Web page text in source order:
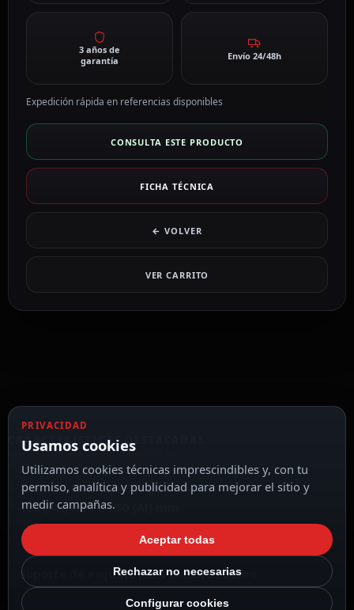
3 años de
garantía
Envío 24/48h
Expedición rápida en referencias disponibles
CONSULTA ESTE PRODUCTO
FICHA TÉCNICA
← VOLVER
VER CARRITO
CARACTERÍSTICAS DESTACADAS
VER TODAS LAS CARACTERÍSTICAS
Dimensión de la superficie para cámaras
180 (An) mm x 250 (Al) mm
Soporte de esquina para cámaras domo
PRIVACIDAD
Usamos cookies
Utilizamos cookies técnicas imprescindibles y, con tu
permiso, analítica y publicidad para mejorar el sitio y
medir campañas.
Aceptar todas
Rechazar no necesarias
Configurar cookies